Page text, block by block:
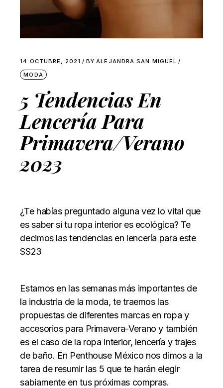
14 OCTUBRE, 2021 BY ALEJANDRA SAN MIGUEL
MODA
5 Tendencias En
Lencería Para
Primavera/Verano
2023
¿Te habías preguntado alguna vez lo vital que
es saber si tu ropa interior es ecológica? Te
decimos las tendencias en lencería para este
SS23
Estamos en las semanas más importantes de
la industria de la moda, te traemos las
propuestas de diferentes marcas en ropa y
accesorios para Primavera-Verano y también
es el caso de la ropa interior, lencería y trajes
de baño. En Penthouse México nos dimos a la
tarea de resumir las 5 que te harán elegir
sabiamente en tus próximas compras.